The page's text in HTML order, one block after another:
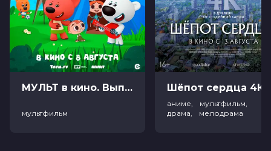
МУЛЬТ в кино. Выпуск №198. Некогда скучать (0+)
мультфильм
аниме, мультфильм,
драма, мелодрама